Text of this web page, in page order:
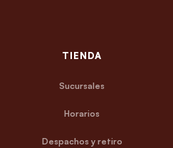
TIENDA
Sucursales
Horarios
Despachos y retiro